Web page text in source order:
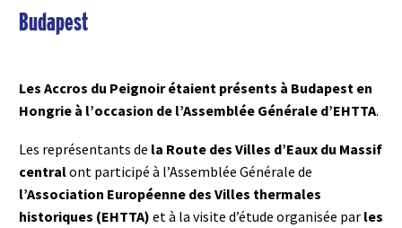
Budapest
Les Accros du Peignoir étaient présents à Budapest en
Hongrie à l’occasion de l’Assemblée Générale d’EHTTA.
Les représentants de la Route des Villes d’Eaux du Massif
centralont participé à l’Assemblée Générale de
l’Association Européenne des Villes thermales
historiques (EHTTA) et à la visite d’étude organisée par les